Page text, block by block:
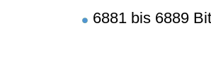
6881 bis 6889